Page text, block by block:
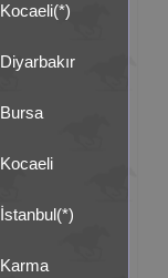
Kocaeli(*)
Diyarbakır
Bursa
Kocaeli
İstanbul(*)
Karma